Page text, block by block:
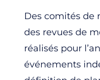
Des comités de
des revues de
réalisés pour
événements